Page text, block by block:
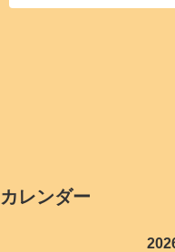
カレンダー